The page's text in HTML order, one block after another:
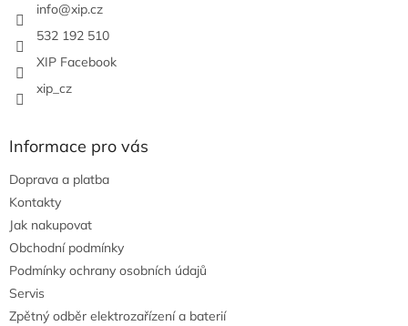
info@xip.cz
532 192 510
XIP Facebook
xip_cz
Informace pro vás
Doprava a platba
Kontakty
Jak nakupovat
Obchodní podmínky
Podmínky ochrany osobních údajů
Servis
Zpětný odběr elektrozařízení a baterií